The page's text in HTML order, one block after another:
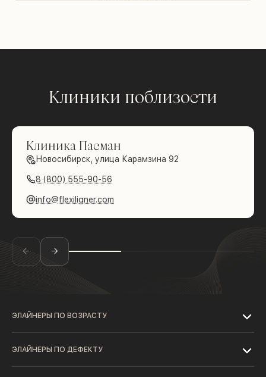
Клиники поблизости
Клиника Пасман
Новосибирск, улица Карамзина 92
8 (800) 555-90-56
info@flexiligner.com
ЭЛАЙНЕРЫ ПО ВОЗРАСТУ
ЭЛАЙНЕРЫ ПО ДЕФЕКТУ